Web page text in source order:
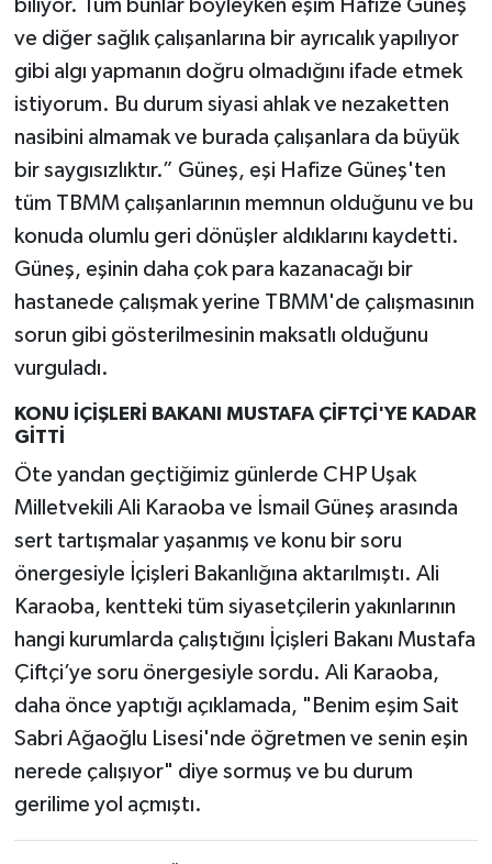
biliyor. Tüm bunlar böyleyken eşim Hafize Güneş
ve diğer sağlık çalışanlarına bir ayrıcalık yapılıyor
gibi algı yapmanın doğru olmadığını ifade etmek
istiyorum. Bu durum siyasi ahlak ve nezaketten
nasibini almamak ve burada çalışanlara da büyük
bir saygısızlıktır.” Güneş, eşi Hafize Güneş'ten
tüm TBMM çalışanlarının memnun olduğunu ve bu
konuda olumlu geri dönüşler aldıklarını kaydetti.
Güneş, eşinin daha çok para kazanacağı bir
hastanede çalışmak yerine TBMM'de çalışmasının
sorun gibi gösterilmesinin maksatlı olduğunu
vurguladı.
KONU İÇİŞLERİ BAKANI MUSTAFA ÇİFTÇİ'YE KADAR
GİTTİ
Öte yandan geçtiğimiz günlerde CHP Uşak
Milletvekili Ali Karaoba ve İsmail Güneş arasında
sert tartışmalar yaşanmış ve konu bir soru
önergesiyle İçişleri Bakanlığına aktarılmıştı. Ali
Karaoba, kentteki tüm siyasetçilerin yakınlarının
hangi kurumlarda çalıştığını İçişleri Bakanı Mustafa
Çiftçi’ye soru önergesiyle sordu. Ali Karaoba,
daha önce yaptığı açıklamada, "Benim eşim Sait
Sabri Ağaoğlu Lisesi'nde öğretmen ve senin eşin
nerede çalışıyor" diye sormuş ve bu durum
gerilime yol açmıştı.